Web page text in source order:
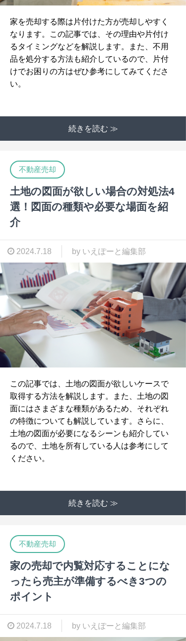
家を売却する際は片付けた方が売却しやすく
なります。この記事では、その理由や片付け
るタイミングなどを解説します。また、不用
品を処分する方法も紹介しているので、片付
けでお困りの方はぜひ参考にしてみてくださ
い。
続きを読む ≫
不動産売却
土地の図面が欲しい場合の対処法4
選！図面の種類や必要な場面を紹
介
2024.7.18 by いえぽーと編集部
この記事では、土地の図面が欲しいケースで
取得する方法を解説します。また、土地の図
面にはさまざまな種類があるため、それぞれ
の特徴についても解説しています。さらに、
土地の図面が必要になるシーンも紹介してい
るので、土地を所有している人は参考にして
ください。
続きを読む ≫
不動産売却
家の売却で内覧対応することにな
ったら売主が準備するべき3つの
ポイント
2024.7.18 by いえぽーと編集部